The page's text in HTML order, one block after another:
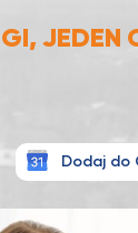
JEDEN
Dodaj do